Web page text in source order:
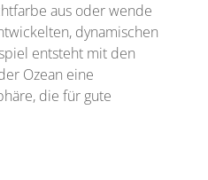
aus oder wende
dynamischen
entsteht mit den
Ozean eine
die für gute